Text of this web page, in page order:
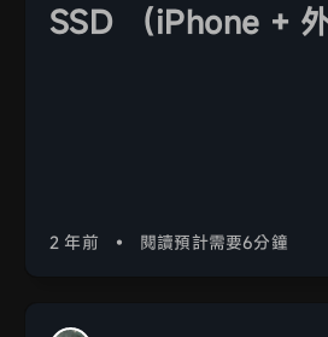
SSD （iPhone + 外
2 年前 • 閱讀預計需要6分鐘